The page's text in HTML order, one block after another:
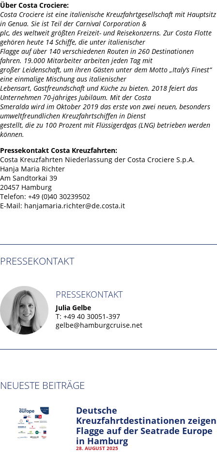
Über Costa Crociere:
Costa Crociere ist eine italienische Kreuzfahrtgesellschaft mit Hauptsitz
in Genua. Sie ist Teil der Carnival Corporation &
plc, des weltweit größten Freizeit- und Reisekonzerns. Zur Costa Flotte
gehören heute 14 Schiffe, die unter italienischer
Flagge auf über 140 verschiedenen Routen in 260 Destinationen
fahren. 19.000 Mitarbeiter arbeiten jeden Tag mit
großer Leidenschaft, um ihren Gästen unter dem Motto „Italy’s Finest“
eine einmalige Mischung aus italienischer
Lebensart, Gastfreundschaft und Küche zu bieten. 2018 feiert das
Unternehmen 70-jähriges Jubiläum. Mit der Costa
Smeralda wird im Oktober 2019 das erste von zwei neuen, besonders
umweltfreundlichen Kreuzfahrtschiffen in Dienst
gestellt, die zu 100 Prozent mit Flüssigerdgas (LNG) betrieben werden
können.
Pressekontakt Costa Kreuzfahrten:
Costa Kreuzfahrten Niederlassung der Costa Crociere S.p.A.
Hanja Maria Richter
Am Sandtorkai 39
20457 Hamburg
Telefon: +49 (0)40 30239502
E-Mail: hanjamaria.richter@de.costa.it
PRESSEKONTAKT
PRESSEKONTAKT
Julia Gelbe
T: +49 40 30051-397
gelbe@hamburgcruise.net
NEUESTE BEITRÄGE
Deutsche
Kreuzfahrtdestinationen zeigen
Flagge auf der Seatrade Europe
in Hamburg
28. AUGUST 2025